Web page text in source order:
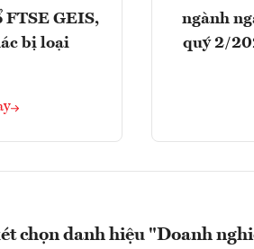
FTSE GEIS,
bị loại
ngành
quý 2/
chọn danh hiệu "Doanh